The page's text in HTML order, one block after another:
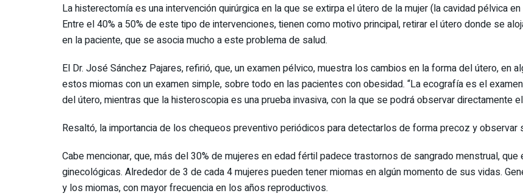
La histerectomía es una intervención quirúrgica en la que se extirpa el útero de la mujer (la cavidad pélvica
Entre el 40% a 50% de este tipo de intervenciones, tienen como motivo principal, retirar el útero donde se
en la paciente, que se asocia mucho a este problema de salud.
El Dr. José Sánchez Pajares, refirió, que, un examen pélvico, muestra los cambios en la forma del útero, en
estos miomas con un examen simple, sobre todo en las pacientes con obesidad. “La ecografía es el
del útero, mientras que la histeroscopia es una prueba invasiva, con la que se podrá observar directamente
Resaltó, la importancia de los chequeos preventivo periódicos para detectarlos de forma precoz y observar
Cabe mencionar, que, más del 30% de mujeres en edad fértil padece trastornos de sangrado menstrual,
ginecológicas. Alrededor de 3 de cada 4 mujeres pueden tener miomas en algún momento de sus vidas.
y los miomas, con mayor frecuencia en los años reproductivos.